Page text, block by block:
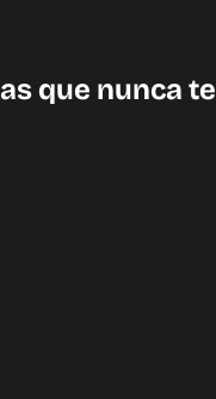
que nunca te